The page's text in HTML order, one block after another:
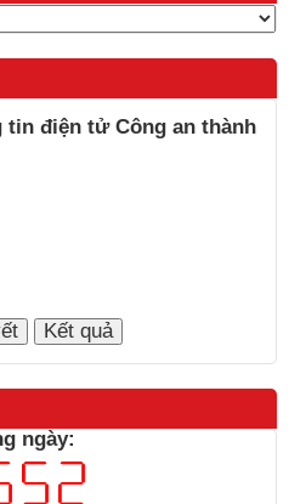
điện tử Công an thành
ngày: